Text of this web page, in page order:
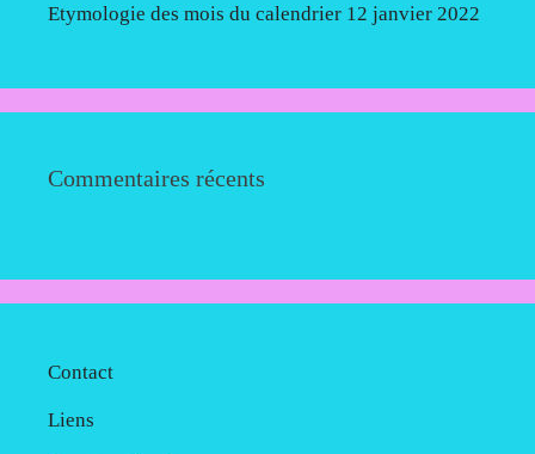
Etymologie des mois du calendrier 12 janvier 2022
Commentaires récents
Contact
Liens